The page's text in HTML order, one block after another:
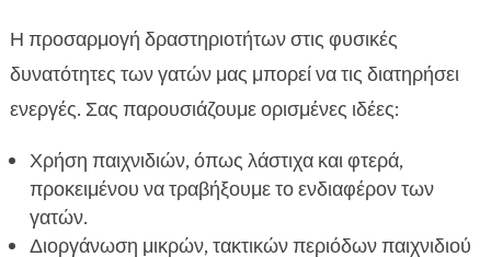
Η προσαρμογή δραστηριοτήτων στις φυσικές
δυνατότητες των γατών μας μπορεί να τις διατηρήσει
ενεργές. Σας παρουσιάζουμε ορισμένες ιδέες:
Χρήση παιχνιδιών, όπως λάστιχα και φτερά,
προκειμένου να τραβήξουμε το ενδιαφέρον των
γατών.
Διοργάνωση μικρών, τακτικών περιόδων παιχνιδιού